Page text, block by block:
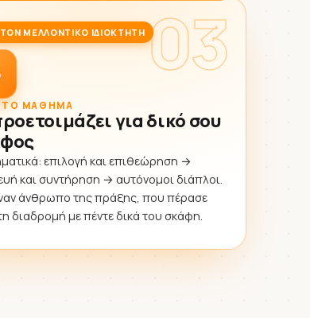
03
ΤΟΝ ΜΕΛΛΟΝΤΙΚΌ ΙΔΙΟΚΤΉΤΗ
ΤΟ ΜΆΘΗΜΑ
για δικό σου
επιλογή και επιθεώρηση →
και συντήρηση → αυτόνομοι διάπλοι.
άνθρωπο της πράξης, που πέρασε
διαδρομή με πέντε δικά του σκάφη.